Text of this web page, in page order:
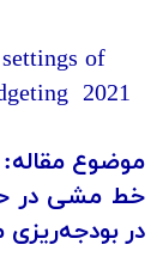
of
2021)
موضوع مقاله:
خط مشی در
در